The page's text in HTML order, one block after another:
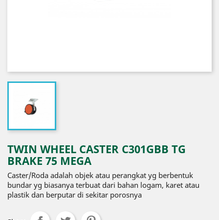
TWIN WHEEL CASTER C301GBB TG
BRAKE 75 MEGA
Caster/Roda adalah objek atau perangkat yg berbentuk
bundar yg biasanya terbuat dari bahan logam, karet atau
plastik dan berputar di sekitar porosnya